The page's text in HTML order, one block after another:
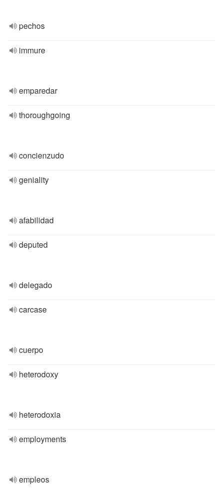
pechos
immure
emparedar
thoroughgoing
concienzudo
geniality
afabilidad
deputed
delegado
carcase
cuerpo
heterodoxy
heterodoxia
employments
empleos